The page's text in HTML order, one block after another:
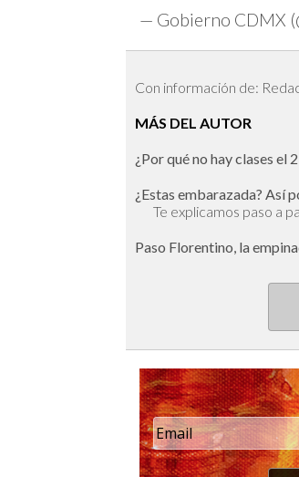
— Gobierno CDMX
Con información de:
MÁS DEL AUTOR
¿Por qué no hay clases el
¿Estas embarazada? Así
Te explicamos paso a
Paso Florentino, la